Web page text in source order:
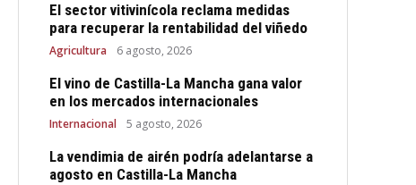
El sector vitivinícola reclama medidas
para recuperar la rentabilidad del viñedo
Agricultura 6 agosto, 2026
El vino de Castilla-La Mancha gana valor
en los mercados internacionales
Internacional 5 agosto, 2026
La vendimia de airén podría adelantarse a
agosto en Castilla-La Mancha